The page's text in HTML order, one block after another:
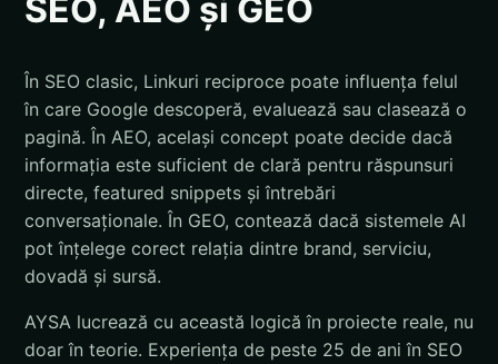
SEO, AEO și GEO
În SEO clasic, Linkuri reciproce poate influența felul
în care Google descoperă, evaluează sau clasează o
pagină. În AEO, același concept poate decide dacă
informația este suficient de clară pentru răspunsuri
directe, featured snippets și întrebări
conversaționale. În GEO, contează dacă sistemele AI
pot înțelege corect relația dintre brand, serviciu,
dovadă și sursă.
AYSA lucrează cu această logică în proiecte reale, nu
doar în teorie. Experiența de peste 25 de ani în SEO